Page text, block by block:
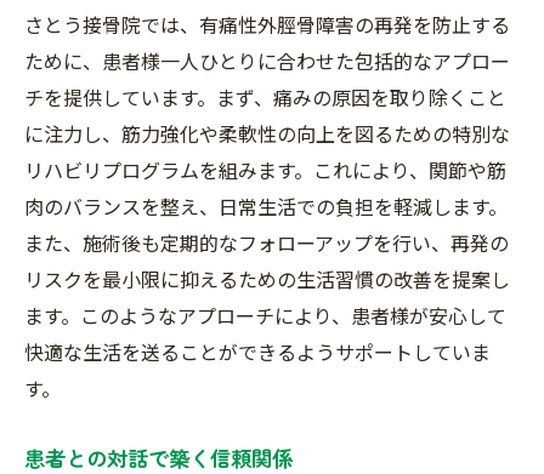
さとう接骨院では、有痛性外脛骨障害の再発を防止する
ために、患者様一人ひとりに合わせた包括的なアプロー
チを提供しています。まず、痛みの原因を取り除くこと
に注力し、筋力強化や柔軟性の向上を図るための特別な
リハビリプログラムを組みます。これにより、関節や筋
肉のバランスを整え、日常生活での負担を軽減します。
また、施術後も定期的なフォローアップを行い、再発の
リスクを最小限に抑えるための生活習慣の改善を提案し
ます。このようなアプローチにより、患者様が安心して
快適な生活を送ることができるようサポートしていま
す。
患者との対話で築く信頼関係